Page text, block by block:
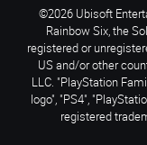
©2026 Ubisoft
Rainbow Six, the
registered or
US and/or other
LLC. "PlayStation
logo", "PS4",
registered